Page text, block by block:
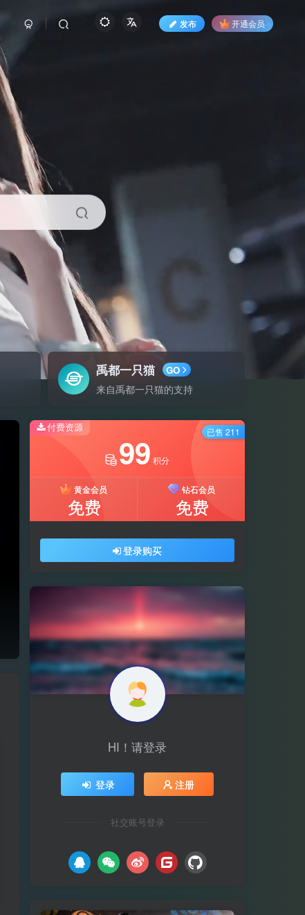
发布 开通会员
禹都一只猫 GO
来自禹都一只猫的支持
付费资源
99 积分
黄金会员
免费
钻石会员
免费
登录购买
已售 211
HI！请登录
登录 注册
社交账号登录